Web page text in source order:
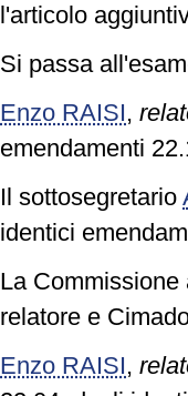
l'articolo
Si passa
Enzo RAISI,
emendamenti
Il sottosegretario
identici
La
relatore e
Enzo RAISI,